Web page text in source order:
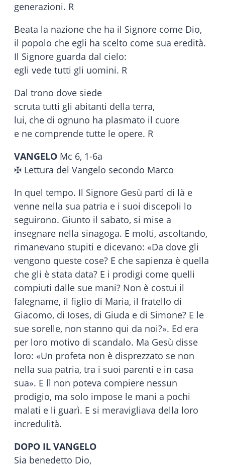
generazioni. R
Beata la nazione che ha il Signore come Dio,
il popolo che egli ha scelto come sua eredità.
Il Signore guarda dal cielo:
egli vede tutti gli uomini. R
Dal trono dove siede
scruta tutti gli abitanti della terra,
lui, che di ognuno ha plasmato il cuore
e ne comprende tutte le opere. R
VANGELO Mc 6, 1-6a
✠ Lettura del Vangelo secondo Marco
In quel tempo. Il Signore Gesù partì di là e
venne nella sua patria e i suoi discepoli lo
seguirono. Giunto il sabato, si mise a
insegnare nella sinagoga. E molti, ascoltando,
rimanevano stupiti e dicevano: «Da dove gli
vengono queste cose? E che sapienza è quella
che gli è stata data? E i prodigi come quelli
compiuti dalle sue mani? Non è costui il
falegname, il figlio di Maria, il fratello di
Giacomo, di Ioses, di Giuda e di Simone? E le
sue sorelle, non stanno qui da noi?». Ed era
per loro motivo di scandalo. Ma Gesù disse
loro: «Un profeta non è disprezzato se non
nella sua patria, tra i suoi parenti e in casa
sua». E lì non poteva compiere nessun
prodigio, ma solo impose le mani a pochi
malati e li guarì. E si meravigliava della loro
incredulità.
DOPO IL VANGELO
Sia benedetto Dio,